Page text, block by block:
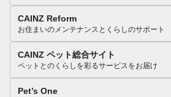
CAINZ Reform
お住まいのメンテナンスとくらしのサポート
CAINZ ペット総合サイト
ペットとのくらしを彩るサービスをお届け
Pet’s One